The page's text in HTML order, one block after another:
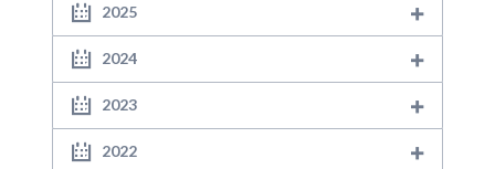
2025
2024
2023
2022